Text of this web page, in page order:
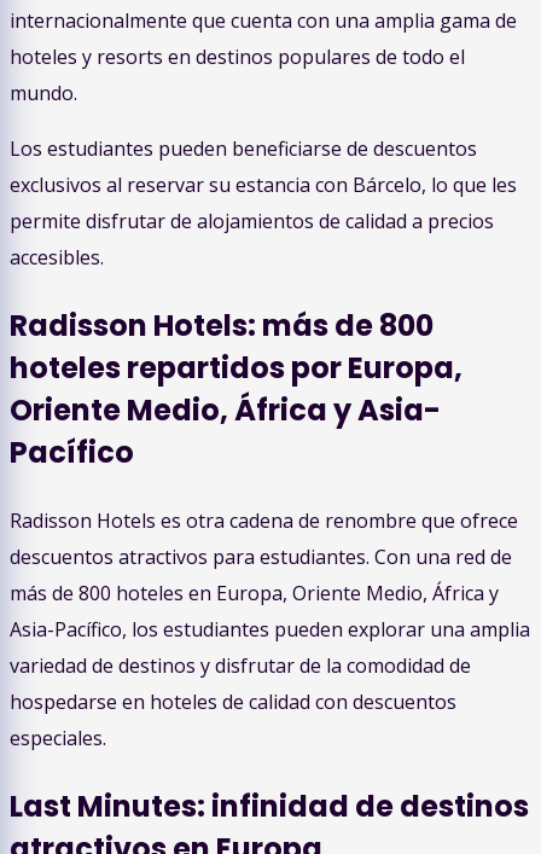
internacionalmente que cuenta con una amplia gama de
hoteles y resorts en destinos populares de todo el
mundo.
Los estudiantes pueden beneficiarse de descuentos
exclusivos al reservar su estancia con Bárcelo, lo que les
permite disfrutar de alojamientos de calidad a precios
accesibles.
Radisson Hotels: más de 800
hoteles repartidos por Europa,
Oriente Medio, África y Asia-
Pacífico
Radisson Hotels es otra cadena de renombre que ofrece
descuentos atractivos para estudiantes. Con una red de
más de 800 hoteles en Europa, Oriente Medio, África y
Asia-Pacífico, los estudiantes pueden explorar una amplia
variedad de destinos y disfrutar de la comodidad de
hospedarse en hoteles de calidad con descuentos
especiales.
Last Minutes: infinidad de destinos